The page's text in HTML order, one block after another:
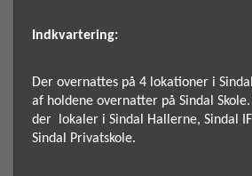
Indkvartering:
Der overnattes på 4 lokationer i
af holdene overnatter på Sindal
der lokaler i Sindal Hallerne, Sindal
Sindal Privatskole.